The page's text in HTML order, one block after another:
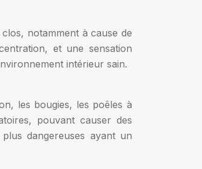
notamment à cause de
et une sensation
intérieur sain.
les bougies, les poêles à
pouvant causer des
dangereuses ayant un